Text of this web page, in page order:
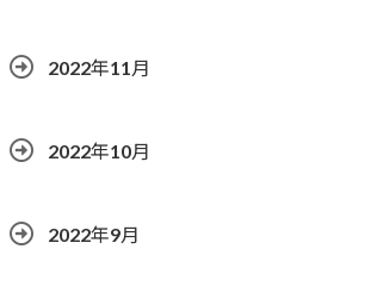
2022年11月
2022年10月
2022年9月